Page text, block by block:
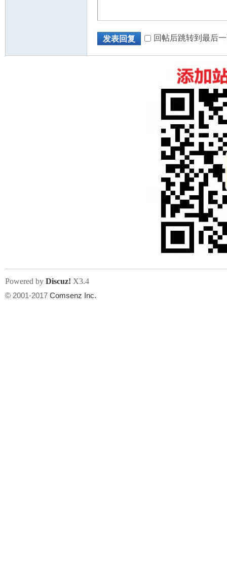
发表回复 回帖后跳转到最后
Powered by Discuz! X3.4
© 2001-2017 Comsenz Inc.